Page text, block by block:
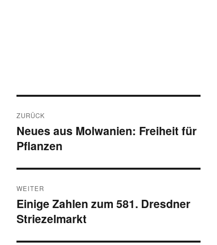
ZURÜCK
Vorheriger
Beitrag:
Neues aus Molwanien: Freiheit für
Pflanzen
WEITER
Nächster
Beitrag:
Einige Zahlen zum 581. Dresdner
Striezelmarkt